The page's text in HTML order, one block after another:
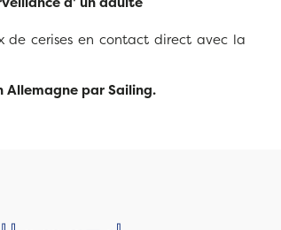
de cerises en contact direct avec la
Allemagne par Sailing.